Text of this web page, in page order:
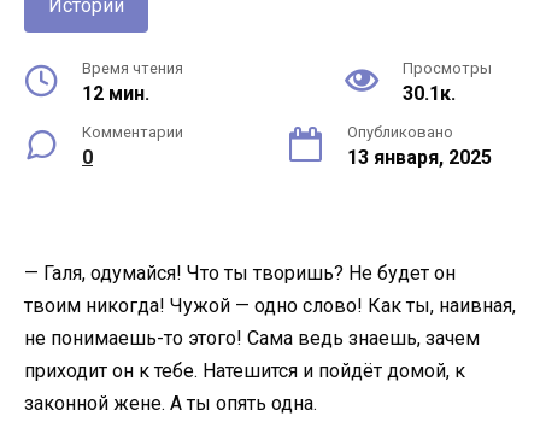
Истории
Время чтения
12 мин.
Просмотры
30.1к.
Комментарии
0
Опубликовано
13 января, 2025
— Галя, одумайся! Что ты творишь? Не будет он
твоим никогда! Чужой — одно слово! Как ты, наивная,
не понимаешь-то этого! Сама ведь знаешь, зачем
приходит он к тебе. Натешится и пойдёт домой, к
законной жене. А ты опять одна.